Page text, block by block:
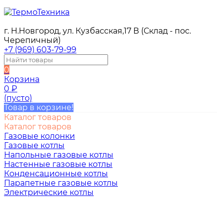
г. Н.Новгород, ул. Кузбасская,17 В (Склад - пос.
Черепичный)
+7 (969) 603-79-99
0
Корзина
0 ₽
(пусто)
Товар в корзине!
Каталог товаров
Каталог товаров
Газовые колонки
Газовые котлы
Напольные газовые котлы
Настенные газовые котлы
Конденсационные котлы
Парапетные газовые котлы
Электрические котлы